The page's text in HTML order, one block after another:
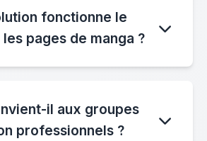
縦書き) couramment utilisé
Il lit correctement les
fonctionne le
pages de manga ?
plus, 300-600 DPI pour les
scannés. Une résolution
il aux groupes
professionnels ?